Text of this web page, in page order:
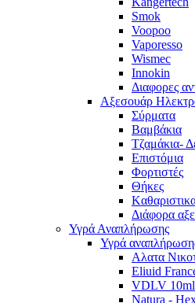
Smok
Voopoo
Vaporesso
Wismec
Ιnnokin
Διαφορες
Αξεσουάρ
Σύρματα
Βαμβάκια
Τζαμάκια-
Επιστόμια
Φορτιστές
Θήκες
Διάφορα
Υγρά Αναπλήρωσης
Υγρά
Aλατα
Eliuid
VDLV 10ml
Natura -